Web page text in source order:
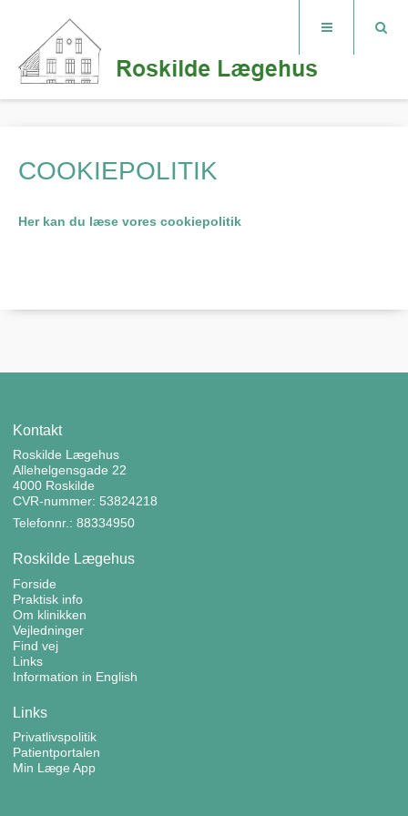
COOKIEPOLITIK
Her kan du læse vores cookiepolitik
Kontakt
Roskilde Lægehus
Allehelgensgade 22
4000 Roskilde
CVR-nummer: 53824218
Telefonnr.: 88334950
Roskilde Lægehus
Forside
Praktisk info
Om klinikken
Vejledninger
Find vej
Links
Information in English
Links
Privatlivspolitik
Patientportalen
Min Læge App